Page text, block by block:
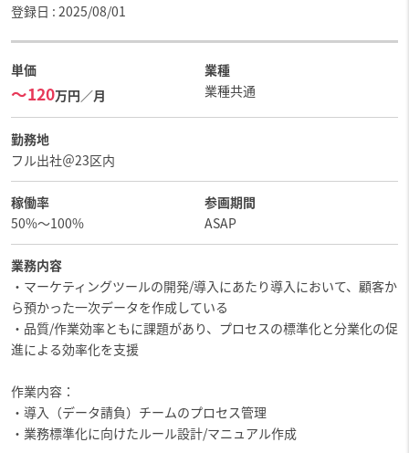
登録日 2025/08/01
単価
〜120万円／月
業種
業種共通
勤務地
フル出社＠23区内
稼働率
50%～100%
参画期間
ASAP
業務内容
・マーケティングツールの開発/導入にあたり導入において、顧客か
ら預かった一次データを作成している
・品質/作業効率ともに課題があり、プロセスの標準化と分業化の促
進による効率化を支援
作業内容：
・導入（データ請負）チームのプロセス管理
・業務標準化に向けたルール設計/マニュアル作成